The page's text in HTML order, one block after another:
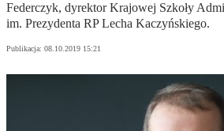
Federczyk, dyrektor Krajowej Szkoły
im. Prezydenta RP Lecha Kaczyńskiego.
Publikacja: 08.10.2019 15:21